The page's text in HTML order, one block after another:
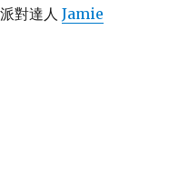
對達人Jamie